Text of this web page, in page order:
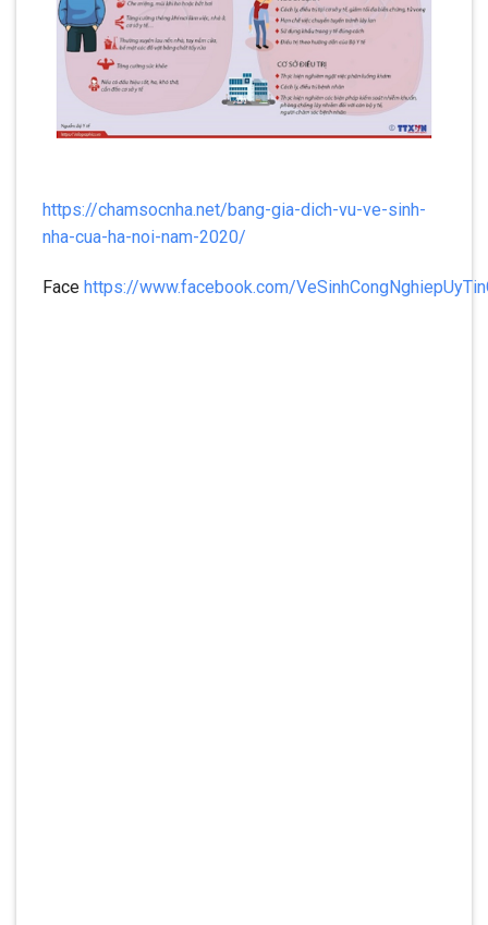
https://chamsocnha.net/bang-gia-dich-vu-ve-sinh-
nha-cua-ha-noi-nam-2020/
Face https://www.facebook.com/